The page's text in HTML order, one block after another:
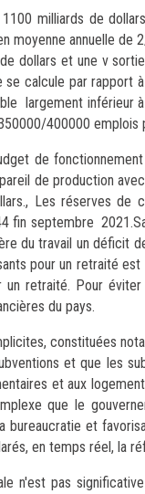
milliards de
moyenne annuelle
dollars et une v
calcule par rapport
largement inférieur
400000
de
de production
Les réserves de
septembre
du travail un déficit
pour un retraité
retraité. Pour
du pays.
constituées
et que les
et aux
que le
et
en temps réel, la
n'est pas